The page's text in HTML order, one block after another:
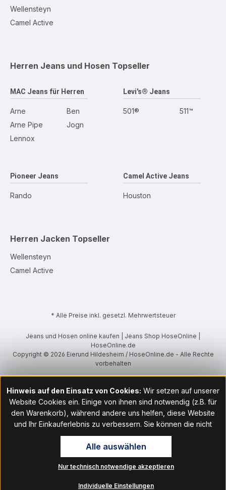
Wellensteyn
Camel Active
Herren Jeans und Hosen Topseller
MAC Jeans für Herren
Arne
Arne Pipe
Lennox
Ben
Jogn
Levi's® Jeans
501® 511™
Pioneer Jeans
Rando
Camel Active Jeans
Houston
Herren Jacken Topseller
Wellensteyn
Camel Active
* Alle Preise inkl. gesetzl. Mehrwertsteuer
Jeans und Hosen online kaufen | Jeans Shop HoseOnline |
HoseOnline.de
Copyright © 2026 Eierund Hildesheim / HoseOnline.de - Alle Rechte
vorbehalten
Hinweis auf den Einsatz von Cookies: Wir setzen auf unserer
Website Cookies ein. Einige von ihnen sind notwendig (z.B. für
den Warenkorb), während andere uns helfen, diese Website
und Ihr Einkauferlebnis zu verbessern. Sie können die nicht
notwendigen Cookies mit Klick auf „OK“ akzeptieren oder per
Klick auf "Nur technisch notwendige akzeptieren" ablehnen. Den
Zugang zu den Cookie-Einstellungen finden Sie im Fußbereich
unserer Website im Menüpunkt „Informationen“. Dort können Sie
Nur technisch notwendige akzeptieren
Individuelle Einstellungen
Alle auswählen